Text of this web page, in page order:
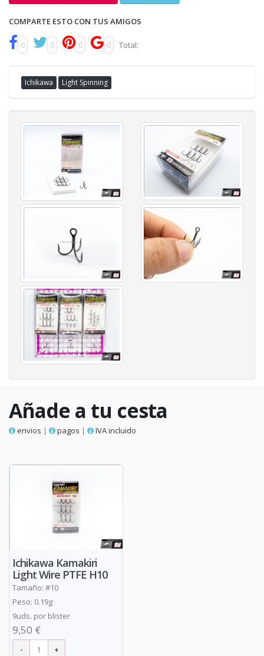
COMPARTE ESTO CON TUS AMIGOS
0 0 0 0 Total:
Ichikawa Light Spinning
Añade a tu cesta
envios | pagos | IVA incluido
Ichikawa Kamakiri
Light Wire PTFE H10
Tamaño: #10
Peso: 0.19g
9uds. por blister
9,50 €